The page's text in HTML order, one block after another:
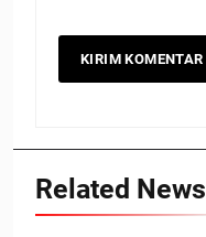
Related News